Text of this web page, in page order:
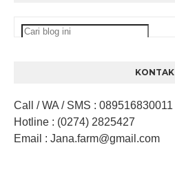
KONTAK
Call / WA / SMS : 089516830011
Hotline : (0274) 2825427
Email : Jana.farm@gmail.com